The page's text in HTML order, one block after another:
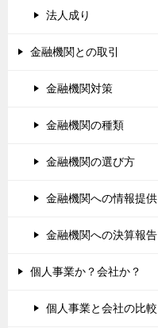
法人成り
金融機関との取引
金融機関対策
金融機関の種類
金融機関の選び方
金融機関への情報提供
金融機関への決算報告
個人事業か？会社か？
個人事業と会社の比較